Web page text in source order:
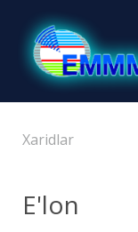
Xaridlar
E'lon